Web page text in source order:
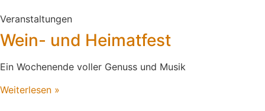
Veranstaltungen
Wein- und Heimatfest
Ein Wochenende voller Genuss und Musik
Weiterlesen »